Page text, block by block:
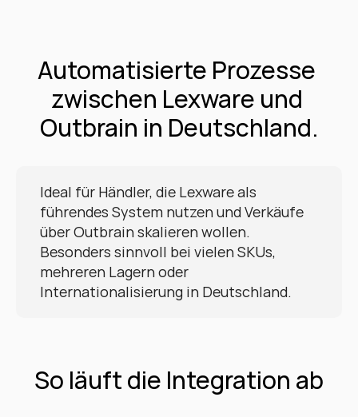
Automatisierte Prozesse
zwischen Lexware und
Outbrain in Deutschland.
Ideal für Händler, die Lexware als
führendes System nutzen und Verkäufe
über Outbrain skalieren wollen.
Besonders sinnvoll bei vielen SKUs,
mehreren Lagern oder
Internationalisierung in Deutschland.
So läuft die Integration ab